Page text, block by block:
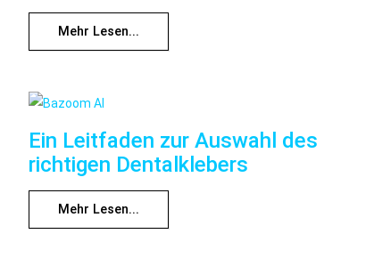
Mehr Lesen...
Ein Leitfaden zur Auswahl des
richtigen Dentalklebers
Mehr Lesen...